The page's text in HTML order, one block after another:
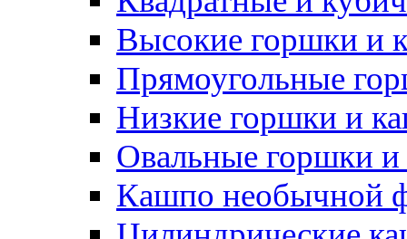
Высокие горшки и
Прямоугольные
Низкие горшки и
Овальные горшки
Кашпо необычной